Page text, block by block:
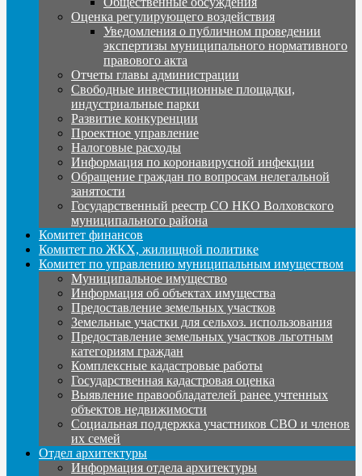
Оценка регулирующего воздействия
Уведомления о публичном проведении
экспертизы муниципального нормативного
правового акта
Отчеты главы администрации
Свободные инвестиционные площадки,
индустриальные парки
Развитие конкуренции
Проектное управление
Налоговые расходы
Информация по коронавирусной инфекции
Обращение граждан по вопросам нелегальной
занятости
Государственный реестр СО НКО Волховского
муниципального района
Комитет финансов
Комитет по ЖКХ, жилищной политике
Комитет по управлению муниципальным имуществом
Муниципальное имущество
Информация об объектах имущества
Предоставление земельных участков
Земельные участки для сельхоз. использования
Предоставление земельных участков льготным
категориям граждан
Комплексные кадастровые работы
Государственная кадастровая оценка
Выявление правообладателей ранее учтенных
объектов недвижимости
Социальная поддержка участников СВО и членов
их семей
Отдел архитектуры
Информация отдела архитектуры